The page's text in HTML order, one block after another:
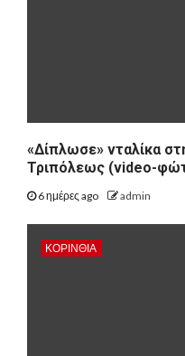
«Δίπλωσε» νταλίκα
Τριπόλεως (video-
6 ημέρες ago admin
ΚΟΡΙΝΘΊΑ